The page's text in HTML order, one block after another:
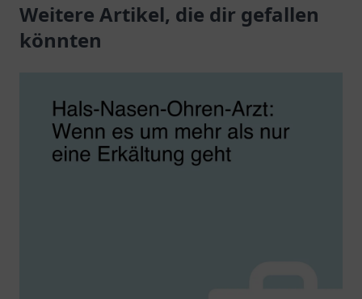
in der
Frauengesundheit.
für Ihre Gesundheit.
Weitere Artikel, die dir gefallen
könnten